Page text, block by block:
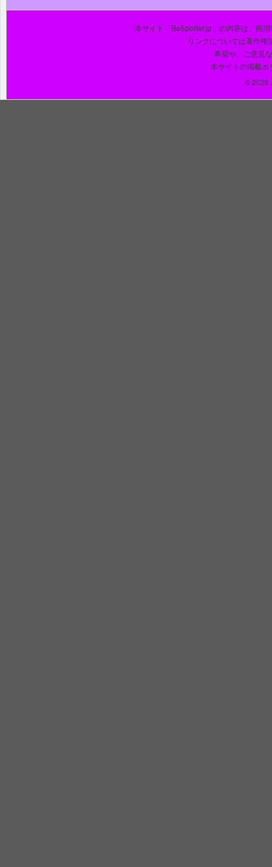
本サイト「BeSporter.jp」の内容は、商
リンクについては著作権
希望や、ご意見
本サイトの掲載ポ
© 2026